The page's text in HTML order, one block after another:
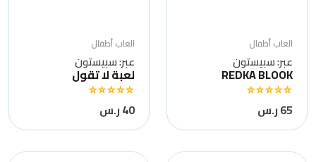
العاب أطفال
عبر: سبيستون
REDKA BLOOK
65 ر.س
العاب أطفال
عبر: سبيستون
لعبة لا تقول
40 ر.س